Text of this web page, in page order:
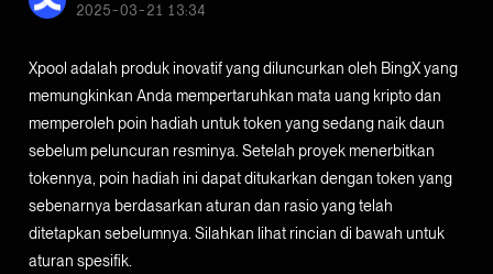
2025-03-21 13:34
Xpool adalah produk inovatif yang diluncurkan oleh BingX yang
memungkinkan Anda mempertaruhkan mata uang kripto dan
memperoleh poin hadiah untuk token yang sedang naik daun
sebelum peluncuran resminya. Setelah proyek menerbitkan
tokennya, poin hadiah ini dapat ditukarkan dengan token yang
sebenarnya berdasarkan aturan dan rasio yang telah
ditetapkan sebelumnya. Silahkan lihat rincian di bawah untuk
aturan spesifik.